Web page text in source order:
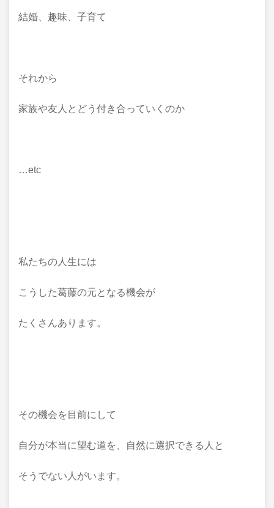
結婚、趣味、子育て
それから
家族や友人とどう付き合っていくのか
…etc
私たちの人生には
こうした葛藤の元となる機会が
たくさんあります。
その機会を目前にして
自分が本当に望む道を、自然に選択できる人と
そうでない人がいます。